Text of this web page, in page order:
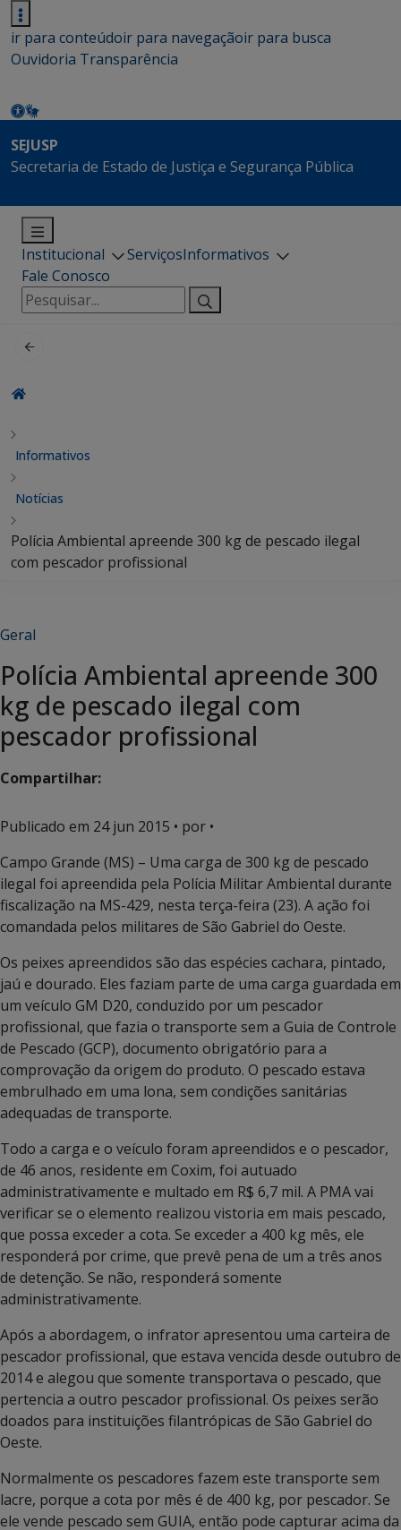
ir para conteúdoir para navegaçãoir para busca
Ouvidoria Transparência
SEJUSP
Secretaria de Estado de Justiça e Segurança Pública
Institucional ServiçosInformativos
Fale Conosco
Pesquisar
por:
Informativos
Notícias
Polícia Ambiental apreende 300 kg de pescado ilegal
com pescador profissional
Geral
Polícia Ambiental apreende 300
kg de pescado ilegal com
pescador profissional
Compartilhar:
Publicado em 24 jun 2015 • por •
Campo Grande (MS) – Uma carga de 300 kg de pescado
ilegal foi apreendida pela Polícia Militar Ambiental durante
fiscalização na MS-429, nesta terça-feira (23). A ação foi
comandada pelos militares de São Gabriel do Oeste.
Os peixes apreendidos são das espécies cachara, pintado,
jaú e dourado. Eles faziam parte de uma carga guardada em
um veículo GM D20, conduzido por um pescador
profissional, que fazia o transporte sem a Guia de Controle
de Pescado (GCP), documento obrigatório para a
comprovação da origem do produto. O pescado estava
embrulhado em uma lona, sem condições sanitárias
adequadas de transporte.
Todo a carga e o veículo foram apreendidos e o pescador,
de 46 anos, residente em Coxim, foi autuado
administrativamente e multado em R$ 6,7 mil. A PMA vai
verificar se o elemento realizou vistoria em mais pescado,
que possa exceder a cota. Se exceder a 400 kg mês, ele
responderá por crime, que prevê pena de um a três anos
de detenção. Se não, responderá somente
administrativamente.
Após a abordagem, o infrator apresentou uma carteira de
pescador profissional, que estava vencida desde outubro de
2014 e alegou que somente transportava o pescado, que
pertencia a outro pescador profissional. Os peixes serão
doados para instituições filantrópicas de São Gabriel do
Oeste.
Normalmente os pescadores fazem este transporte sem
lacre, porque a cota por mês é de 400 kg, por pescador. Se
ele vende pescado sem GUIA, então pode capturar acima da